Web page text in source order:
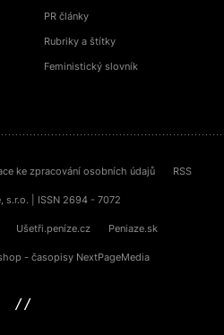
PR články
Rubriky a štítky
Feministický slovník
ke zpracování osobních údajů RSS
s.r.o. | ISSN 2694 - 7072
Ušetři.peníze.cz Peniaze.sk
- časopisy NextPageMedia